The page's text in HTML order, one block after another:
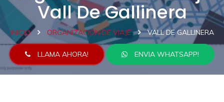
Vall De Gallinera
INICIO ORGANIZACIÓN DE VIAJE VALL DE GALLINERA
LLAMA AHORA! ENVIA WHATSAPP!